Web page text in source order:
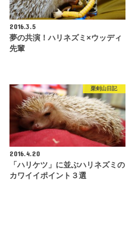
2016.3.5
夢の共演！ハリネズミ×ウッディ
先輩
栗剣山日記
2016.4.20
「ハリケツ」に並ぶハリネズミの
カワイイポイント３選